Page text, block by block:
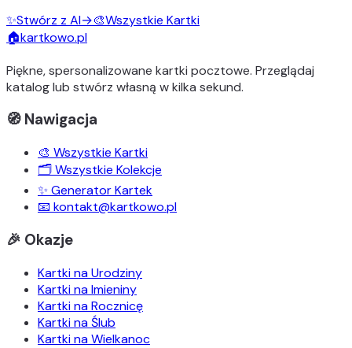
✨Stwórz z AI→🎨Wszystkie Kartki
🏠kartkowo.pl
Piękne, spersonalizowane kartki pocztowe. Przeglądaj
katalog lub stwórz własną w kilka sekund.
🧭 Nawigacja
🎨 Wszystkie Kartki
🗂️ Wszystkie Kolekcje
✨ Generator Kartek
📧 kontakt@kartkowo.pl
🎉 Okazje
Kartki na Urodziny
Kartki na Imieniny
Kartki na Rocznicę
Kartki na Ślub
Kartki na Wielkanoc